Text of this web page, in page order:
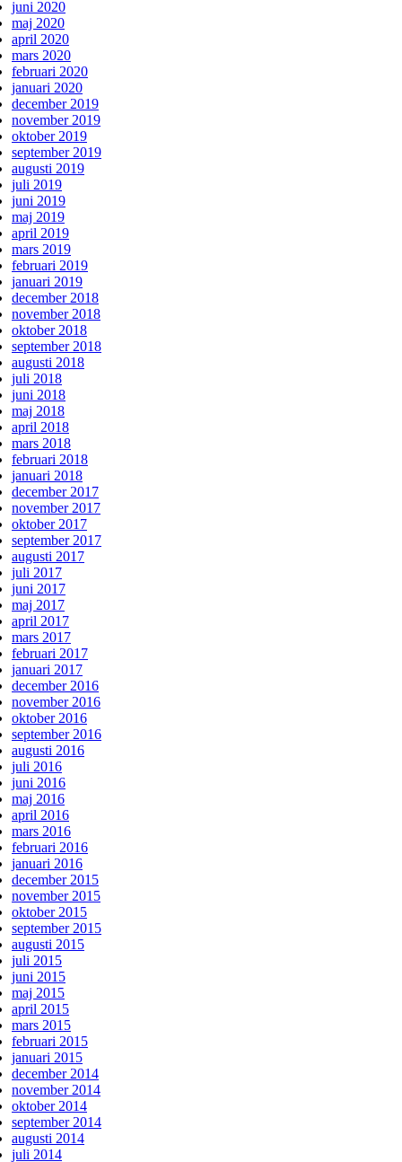
juni 2020
maj 2020
april 2020
mars 2020
februari 2020
januari 2020
december 2019
november 2019
oktober 2019
september 2019
augusti 2019
juli 2019
juni 2019
maj 2019
april 2019
mars 2019
februari 2019
januari 2019
december 2018
november 2018
oktober 2018
september 2018
augusti 2018
juli 2018
juni 2018
maj 2018
april 2018
mars 2018
februari 2018
januari 2018
december 2017
november 2017
oktober 2017
september 2017
augusti 2017
juli 2017
juni 2017
maj 2017
april 2017
mars 2017
februari 2017
januari 2017
december 2016
november 2016
oktober 2016
september 2016
augusti 2016
juli 2016
juni 2016
maj 2016
april 2016
mars 2016
februari 2016
januari 2016
december 2015
november 2015
oktober 2015
september 2015
augusti 2015
juli 2015
juni 2015
maj 2015
april 2015
mars 2015
februari 2015
januari 2015
december 2014
november 2014
oktober 2014
september 2014
augusti 2014
juli 2014